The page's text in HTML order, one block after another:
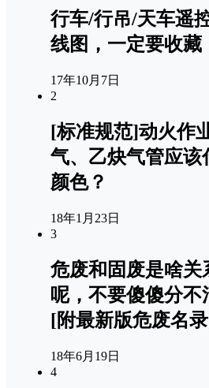
行车/行吊/天车遥
线图，一定要收藏
17年10月7日
2
[标准规范]动火作
气、乙炔气管应该
颜色？
18年1月23日
3
危废和固废是啥关
呢，不要傻傻分不
[附最新版危废名
18年6月19日
4